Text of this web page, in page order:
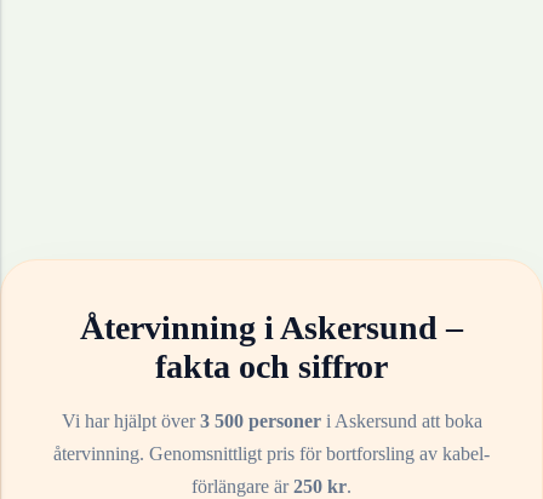
Återvinning iAskersund–
fakta och siffror
Vi har hjälpt över3 500 personeri Askersund att boka
återvinning. Genomsnittligt pris för bortforsling av kabel-
förlängare är250 kr.